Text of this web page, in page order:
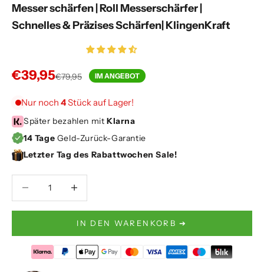
Messer schärfen | Roll Messerschärfer |
Schnelles & Präzises Schärfen| KlingenKraft
Angebot
€39,95Regulärer Preis
€79,95 IM ANGEBOT
Nur noch 4Stück auf Lager!
Später bezahlen mit Klarna
14 Tage Geld-Zurück-Garantie
Letzter Tag des Rabattwochen Sale!
IN DEN WARENKORB ➔